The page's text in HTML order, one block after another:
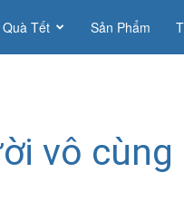
Quà Tết Sản Phẩm
vô